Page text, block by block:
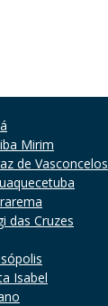
Mirim
de Vasconcelos
das Cruzes
Isabel